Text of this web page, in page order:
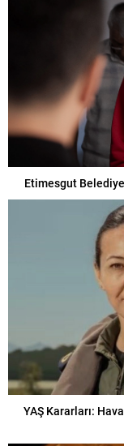
Etimesgut
YAŞ Kararları: